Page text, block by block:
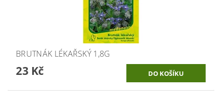
BRUTNÁK LÉKAŘSKÝ 1,8G
23 Kč